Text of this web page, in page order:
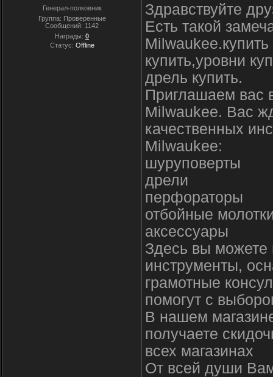
Генерал-полковник
Группа: Проверенные
Сообщений: 1142
Награды: 0
Статус: Offline
Здравствуйте
Есть такой
купить,уровни
дрель купить.
Приглашаем вас
Milwaukee. Вас
качественных
Milwaukee:
шуруповерты
дрели
перфораторы
отбойные
аксессуары
Здесь вы можете
инструменты,
грамотные
помогут с
В нашем
получаете
всех магазинах
От всей души